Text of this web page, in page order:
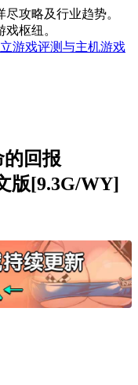
攻略及行业趋势。
枢纽。
回报
版[9.3G/WY]